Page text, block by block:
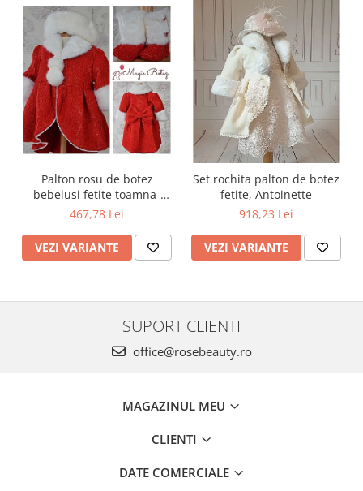
Palton rosu de botez
bebelusi fetite toamna-
iarna 3 piese, LOVE
467,78 Lei
VEZI VARIANTE
Set rochita palton de botez
fetite, Antoinette
918,23 Lei
VEZI VARIANTE
SUPORT CLIENTI
office@rosebeauty.ro
MAGAZINUL MEU
CLIENTI
DATE COMERCIALE